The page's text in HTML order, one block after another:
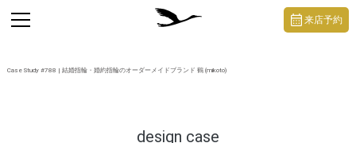
Case Study #788 | 結婚指輪・婚約指輪のオーダーメイドブランド 鶴 (mikoto)
design case
toggle
navigation
来店予約